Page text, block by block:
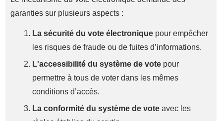
garanties sur plusieurs aspects :
La sécurité du vote électronique pour empêcher
les risques de fraude ou de fuites d’informations.
L'accessibilité du système de vote pour
permettre à tous de voter dans les mêmes
conditions d’accès.
La conformité du système de vote avec les